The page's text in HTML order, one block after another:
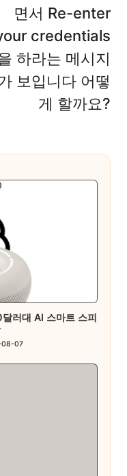
면서 Re-enter
credentials
하라는 메시지
보입니다 어떻
게 할까요?
러대 AI 스마트 스피
08-07